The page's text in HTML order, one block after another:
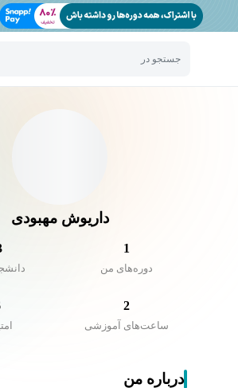
جستجو در
داریوش مهبودی
1
دوره‌های من
2
ساعت‌های آموزشی
درباره من